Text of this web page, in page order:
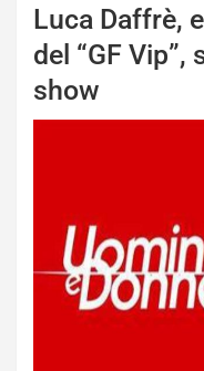
Luca Daffrè,
del “GF Vip”,
show